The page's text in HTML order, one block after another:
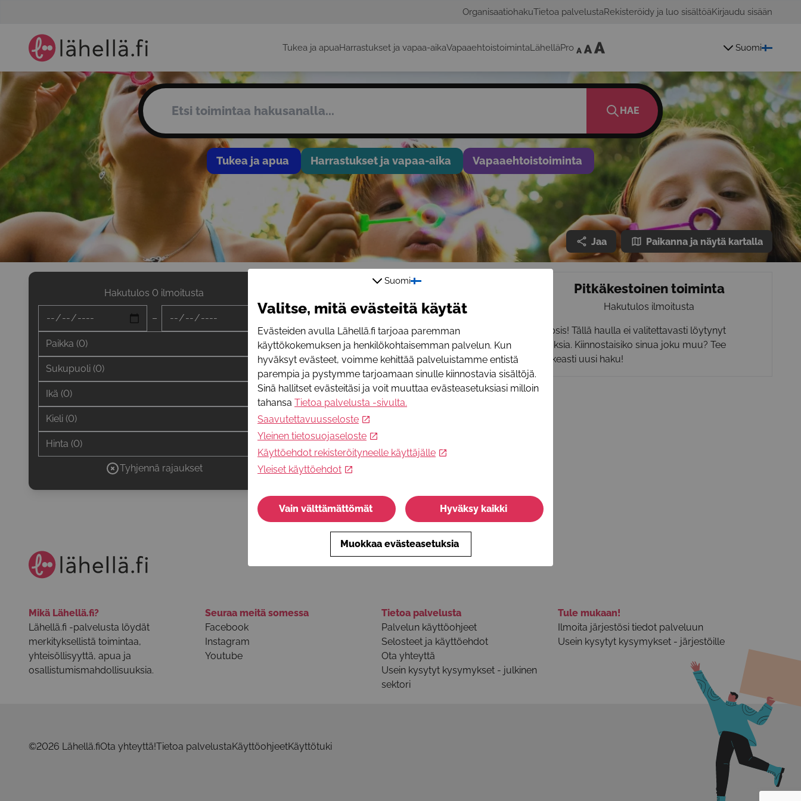
OrganisaatiohakuTietoa palvelustaRekisteröidy ja luo sisältöäKirjaudu sisään
Tukea ja apuaHarrastukset ja vapaa-aikaVapaaehtoistoimintaLähelläPro Suomi
HAE
Tukea ja apua Harrastukset ja vapaa-aika Vapaaehtoistoiminta
Jaa Paikanna ja näytä kartalla
Hakutulos 0 ilmoitusta
–
Paikka (0)
Sukupuoli (0)
Ikä (0)
Kieli (0)
Hinta (0)
Tyhjennä rajaukset
Tapahtumat ja aukioloajat
Hakutulos ilmoitusta
Näytä ainoastaan
Yksittäiset ajankohdat
Aukioloajat
Säännöllinen toiminta
Hupsis! Tällä haulla ei valitettavasti löytynyt
tuloksia. Kiinnostaisiko sinua joku muu? Tee
rohkeasti uusi haku!
Pitkäkestoinen toiminta
Hakutulos ilmoitusta
Hupsis! Tällä haulla ei valitettavasti löytynyt
tuloksia. Kiinnostaisiko sinua joku muu? Tee
rohkeasti uusi haku!
Mikä Lähellä.fi?
Lähellä.fi -palvelusta löydät
merkityksellistä toimintaa,
yhteisöllisyyttä, apua ja
osallistumismahdollisuuksia.
Seuraa meitä somessa
Facebook
Instagram
Youtube
Tietoa palvelusta
Palvelun käyttöohjeet
Selosteet ja käyttöehdot
Ota yhteyttä
Usein kysytyt kysymykset - julkinen
sektori
Tule mukaan!
Ilmoita järjestösi tiedot palveluun
Usein kysytyt kysymykset - järjestöille
©2026 Lähellä.fiOta yhteyttä!Tietoa palvelustaKäyttöohjeetKäyttötuki
Suomi
Valitse, mitä evästeitä käytät
Evästeiden avulla Lähellä.fi tarjoaa paremman
käyttökokemuksen ja henkilökohtaisemman palvelun. Kun
hyväksyt evästeet, voimme kehittää palveluistamme entistä
parempia ja pystymme tarjoamaan sinulle kiinnostavia sisältöjä.
Sinä hallitset evästeitäsi ja voit muuttaa evästeasetuksiasi milloin
tahansa Tietoa palvelusta -sivulta.
Saavutettavuusseloste
Yleinen tietosuojaseloste
Käyttöehdot rekisteröityneelle käyttäjälle
Yleiset käyttöehdot
Vain välttämättömät Hyväksy kaikki
Muokkaa evästeasetuksia